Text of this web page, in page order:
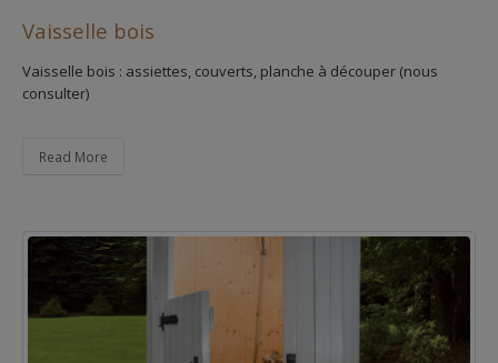
Vaisselle bois
Vaisselle bois : assiettes, couverts, planche à découper (nous
consulter)
Read More